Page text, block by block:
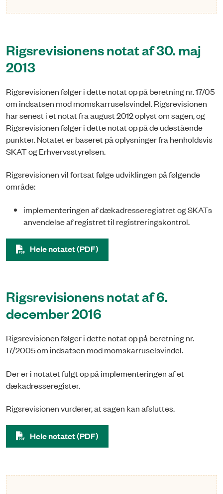
Rigsrevisionens notat af 30. maj
2013
Rigsrevisionen følger i dette notat op på beretning nr. 17/05
om indsatsen mod momskarruselsvindel. Rigsrevisionen
har senest i et notat fra august 2012 oplyst om sagen, og
Rigsrevisionen følger i dette notat op på de udestående
punkter. Notatet er baseret på oplysninger fra henholdsvis
SKAT og Erhvervsstyrelsen.
Rigsrevisionen vil fortsat følge udviklingen på følgende
område:
implementeringen af dækadresseregistret og SKATs
anvendelse af registret til registreringskontrol.
Hele notatet (PDF)
Rigsrevisionens notat af 6.
december 2016
Rigsrevisionen følger i dette notat op på beretning nr.
17/2005 om indsatsen mod momskarruselsvindel.
Der er i notatet fulgt op på imple­menteringen af et
dækadresseregister.
Rigsrevisionen vurderer, at sagen kan afsluttes.
Hele notatet (PDF)